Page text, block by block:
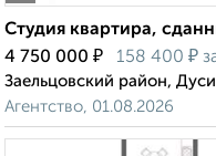
Студия квартира,
4 750 000 ₽ 158 400 ₽
Заельцовский район,
Агентство, 01.08.2026